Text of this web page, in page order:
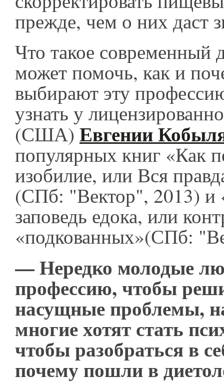
прежде, чем о них даст
Что такое современный
может помочь, как и
выбирают эту
узнать у
(США) Евгении
популярных книг «Как
изобилие, или Вся
(СПб: "Вектор", 2013) и
заповедь едока, или
«подкованных»(СПб:
— Нередко молодые
профессию, чтобы
насущные проблемы,
многие хотят стать
чтобы разобраться в
почему пошли в